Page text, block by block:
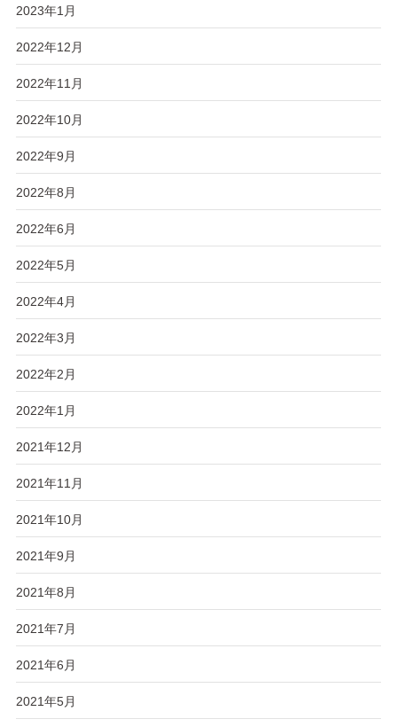
2023年1月
2022年12月
2022年11月
2022年10月
2022年9月
2022年8月
2022年6月
2022年5月
2022年4月
2022年3月
2022年2月
2022年1月
2021年12月
2021年11月
2021年10月
2021年9月
2021年8月
2021年7月
2021年6月
2021年5月